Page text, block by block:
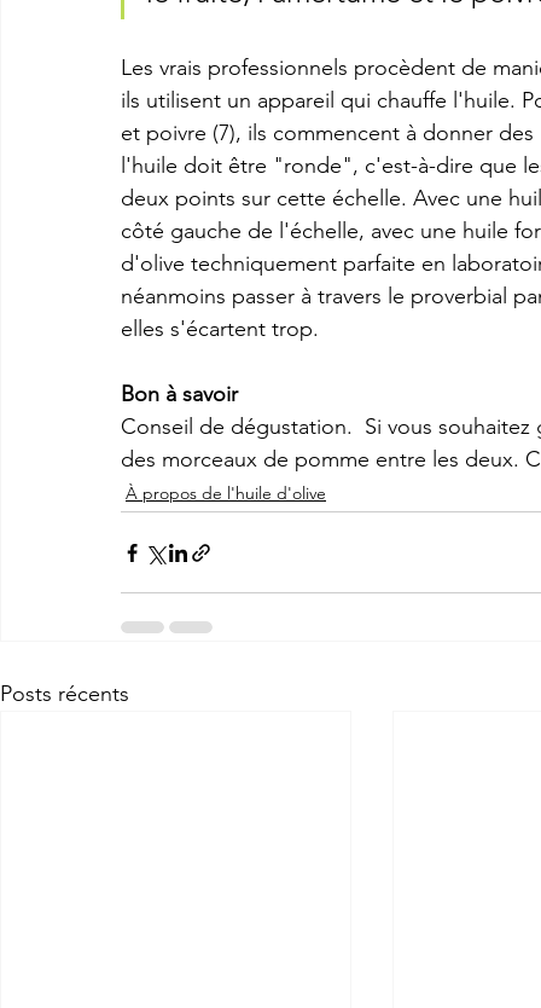
Les vrais professionnels procèdent de
ils utilisent un appareil qui chauffe l'huile.
et poivre (7), ils commencent à donner
l'huile doit être "ronde", c'est-à-dire que
deux points sur cette échelle. Avec une
côté gauche de l'échelle, avec une huile
d'olive techniquement parfaite en
néanmoins passer à travers le proverbial
elles s'écartent trop.
Bon à savoir
Conseil de dégustation.  Si vous
des morceaux de pomme entre les deux.
À propos de l'huile d'olive
Posts récents